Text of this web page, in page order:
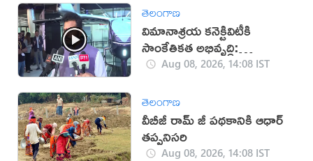
తెలంగాణ
విమానాశ్రయ కనెక్టివిటీకి
సాంకేతికత అభివృద్ధి:
రామ్మోహన్ నాయుడు
Aug 08, 2026, 14:08 IST
తెలంగాణ
వీబీజీ రామ్ జీ పథకానికి ఆధార్
తప్పనిసరి
Aug 08, 2026, 14:08 IST